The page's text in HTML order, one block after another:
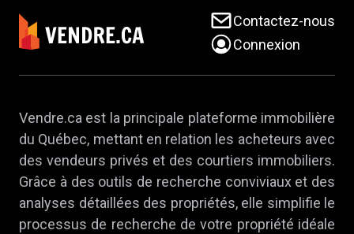
Contactez-nous
Connexion
Vendre.ca est la principale plateforme immobilière
du Québec, mettant en relation les acheteurs avec
des vendeurs privés et des courtiers immobiliers.
Grâce à des outils de recherche conviviaux et des
analyses détaillées des propriétés, elle simplifie le
processus de recherche de votre propriété idéale